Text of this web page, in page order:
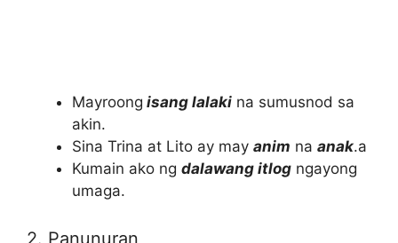
Mayroong isang lalaki na sumusnod sa
akin.
Sina Trina at Lito ay may anim na anak.a
Kumain ako ng dalawang itlog ngayong
umaga.
2. Panunuran